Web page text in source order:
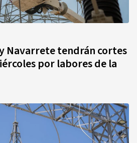
Navarrete tendrán cortes
por labores de la